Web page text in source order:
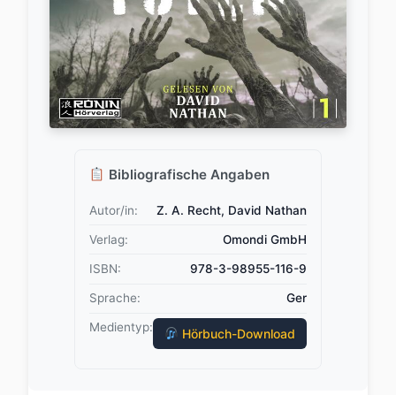
Bibliografische Angaben
Autor/in: Z. A. Recht, David Nathan
Verlag: Omondi GmbH
ISBN: 978-3-98955-116-9
Sprache: Ger
Medientyp: Hörbuch-Download